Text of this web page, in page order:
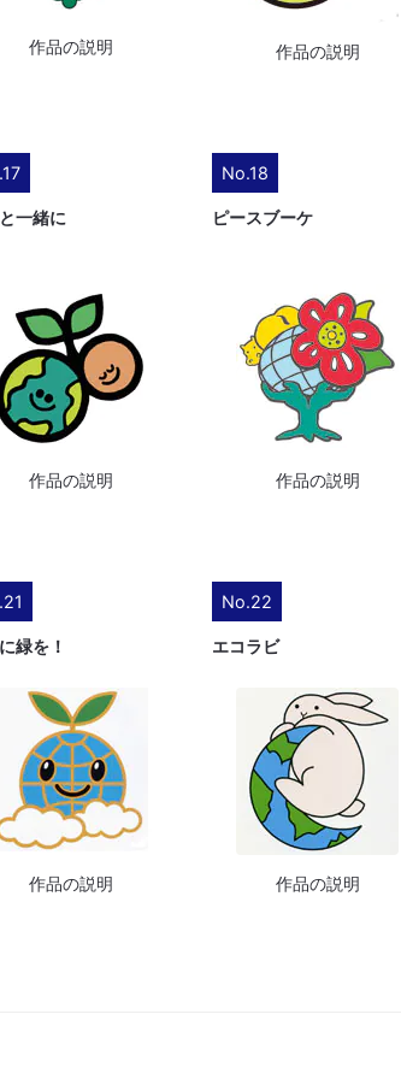
作品の説明 作品の説明
一緒に
作品の説明
No.18
ピースブーケ
作品の説明
緑を！
作品の説明
No.22
エコラビ
作品の説明